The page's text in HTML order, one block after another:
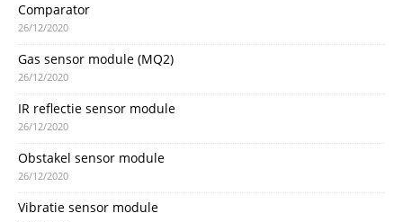
Comparator
26/12/2020
Gas sensor module (MQ2)
26/12/2020
IR reflectie sensor module
26/12/2020
Obstakel sensor module
26/12/2020
Vibratie sensor module